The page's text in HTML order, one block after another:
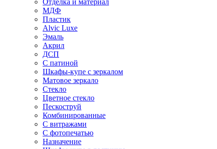
Отделка и материал
МДФ
Пластик
Alvic Luxe
Эмаль
Акрил
ДСП
С патиной
Шкафы-купе с зеркалом
Матовое зеркало
Стекло
Цветное стекло
Пескоструй
Комбинированные
С витражами
С фотопечатью
Назначение